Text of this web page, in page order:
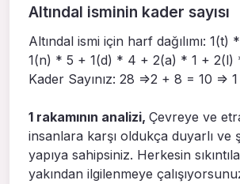
Altındal isminin kader sayısı
Altındal ismi için harf dağılımı: 1(t)
1(n) * 5 + 1(d) * 4 + 2(a) * 1 + 2(l)
Kader Sayınız: 28 =>2 + 8 = 10 =>
1 rakamının analizi, Çevreye ve
insanlara karşı oldukça duyarlı ve
yapıya sahipsiniz. Herkesin
yakından ilgilenmeye